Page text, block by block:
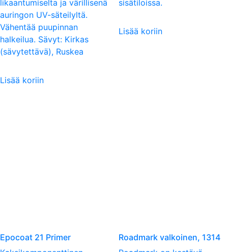
likaantumiselta ja värillisenä
auringon UV-säteilyltä.
Vähentää puupinnan
halkeilua. Sävyt: Kirkas
(sävytettävä), Ruskea
Lisää koriin
sisätiloissa.
Lisää koriin
Epocoat 21 Primer
Roadmark valkoinen, 1314